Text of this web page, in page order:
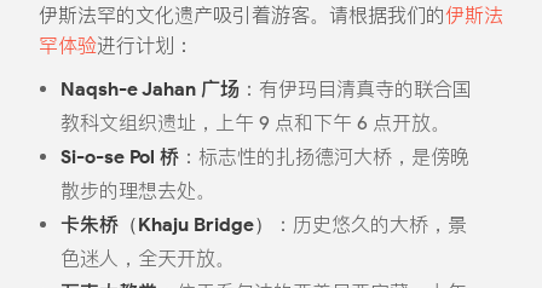
伊斯法罕的文化遗产吸引着游客。请根据我们的伊斯法
罕体验进行计划：
Naqsh-e Jahan 广场：有伊玛目清真寺的联合国
教科文组织遗址，上午 9 点和下午 6 点开放。
Si-o-se Pol 桥：标志性的扎扬德河大桥，是傍晚
散步的理想去处。
卡朱桥（Khaju Bridge）
：历史悠久的大桥，景
色迷人，全天开放。